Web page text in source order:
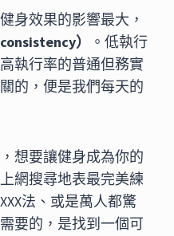
身效果的影響最大，
）
。低執行
執行率的普通但務實
的，便是我們每天的
想要讓健身成為你的
網搜尋地表最完美練
法、或是萬人都驚
要的，是找到一個可